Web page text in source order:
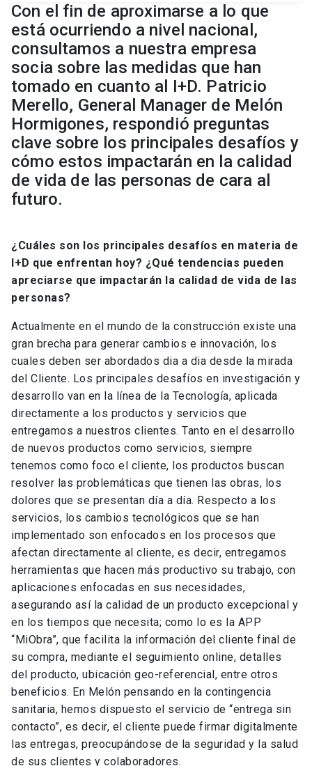
Con el fin de aproximarse a lo que
está ocurriendo a nivel nacional,
consultamos a nuestra empresa
socia sobre las medidas que han
tomado en cuanto al I+D. Patricio
Merello, General Manager de Melón
Hormigones, respondió preguntas
clave sobre los principales desafíos y
cómo estos impactarán en la calidad
de vida de las personas de cara al
futuro.
¿Cuáles son los principales desafíos en materia de
I+D que enfrentan hoy? ¿Qué tendencias pueden
apreciarse que impactarán la calidad de vida de las
personas?
Actualmente en el mundo de la construcción existe una
gran brecha para generar cambios e innovación, los
cuales deben ser abordados dia a dia desde la mirada
del Cliente. Los principales desafíos en investigación y
desarrollo van en la línea de la Tecnología, aplicada
directamente a los productos y servicios que
entregamos a nuestros clientes. Tanto en el desarrollo
de nuevos productos como servicios, siempre
tenemos como foco el cliente, los productos buscan
resolver las problemáticas que tienen las obras, los
dolores que se presentan día a día. Respecto a los
servicios, los cambios tecnológicos que se han
implementado son enfocados en los procesos que
afectan directamente al cliente, es decir, entregamos
herramientas que hacen más productivo su trabajo, con
aplicaciones enfocadas en sus necesidades,
asegurando así la calidad de un producto excepcional y
en los tiempos que necesita; como lo es la APP
“MiObra”, que facilita la información del cliente final de
su compra, mediante el seguimiento online, detalles
del producto, ubicación geo-referencial, entre otros
beneficios. En Melón pensando en la contingencia
sanitaria, hemos dispuesto el servicio de “entrega sin
contacto”, es decir, el cliente puede firmar digitalmente
las entregas, preocupándose de la seguridad y la salud
de sus clientes y colaboradores.